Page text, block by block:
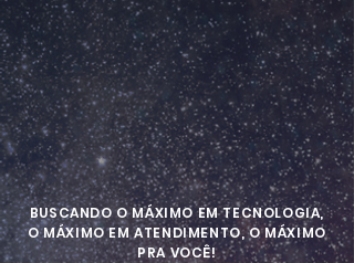
BUSCANDO O MÁXIMO EM TECNOLOGIA,
O MÁXIMO EM ATENDIMENTO, O MÁXIMO
PRA VOCÊ!